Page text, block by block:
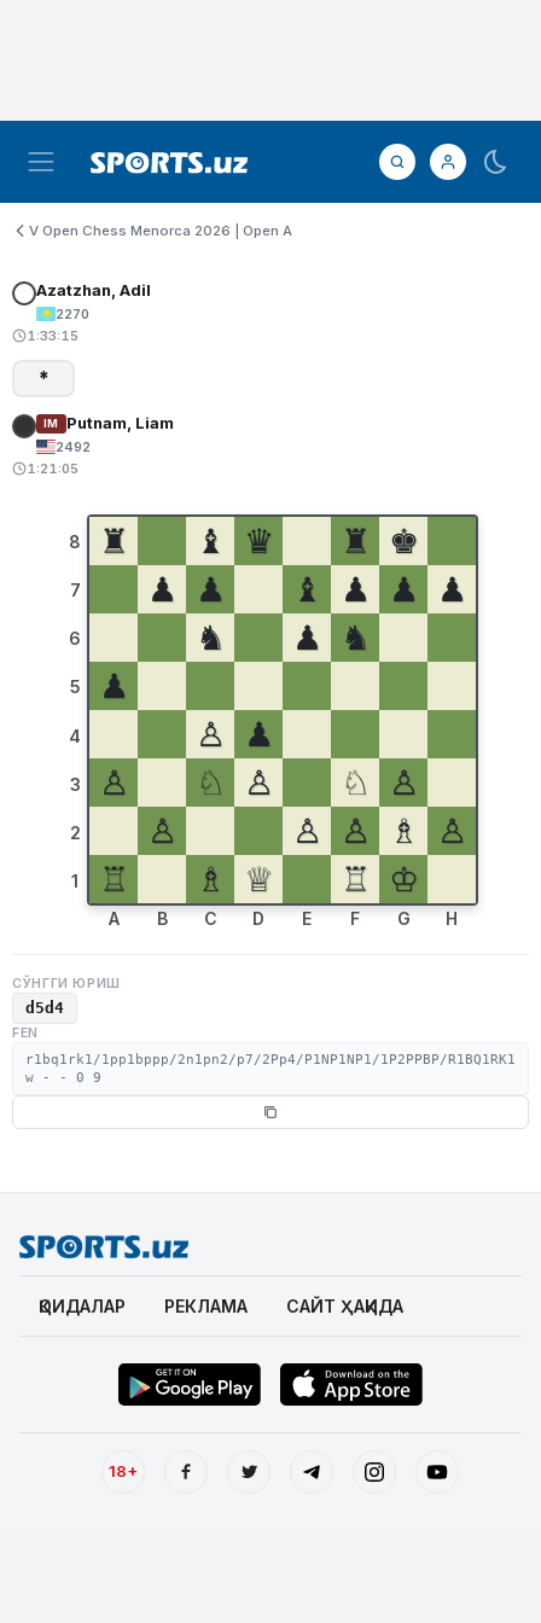
V Open Chess Menorca 2026 | Open A
Azatzhan, Adil
2270
1:33:15
*
IM Putnam, Liam
2492
1:21:05
8
7
6
5
4
3
2
1
♜ ♝ ♛ ♜
♚
♟
♟ ♝ ♟ ♟
♟
♞
♟
♞
♟
♙
♟
♙
♘ ♙ ♘
♙
♙
♙ ♙ ♗
♙
♖
♗ ♕ ♖ ♔
A B C D E F G H
СЎНГГИ ЮРИШ
d5d4
FEN
r1bq1rk1/1pp1bppp/2n1pn2/p7/2Pp4/P1NP1NP1/1P2PPBP/R1BQ1RK1
w - - 0 9
ҚОИДАЛАР РЕКЛАМА САЙТ ҲАҚИДА
18+